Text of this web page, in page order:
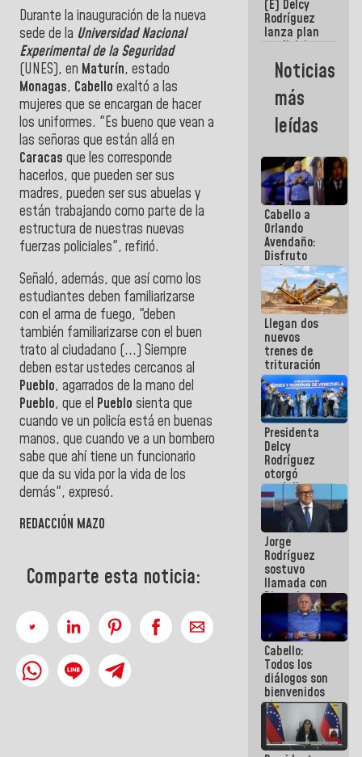
Durante la inauguración de la nueva
sede de la Universidad Nacional
Experimental de la Seguridad
(UNES), en Maturín, estado
Monagas, Cabello exaltó a las
mujeres que se encargan de hacer
los uniformes. "Es bueno que vean a
las señoras que están allá en
Caracas que les corresponde
hacerlos, que pueden ser sus
madres, pueden ser sus abuelas y
están trabajando como parte de la
estructura de nuestras nuevas
fuerzas policiales", refirió.
Señaló, además, que así como los
estudiantes deben familiarizarse
con el arma de fuego, "deben
también familiarizarse con el buen
trato al ciudadano (...) Siempre
deben estar ustedes cercanos al
Pueblo, agarrados de la mano del
Pueblo, que el Pueblo sienta que
cuando ve un policía está en buenas
manos, que cuando ve a un bombero
sabe que ahí tiene un funcionario
que da su vida por la vida de los
demás", expresó.
REDACCIÓN MAZO
Comparte esta noticia:
sísmica en
la última
semana
(E) Delcy
Rodríguez
lanza plan
crediticio
con subsidio
a Juntas de
Condominio
Noticias
más
leídas
Cabello a
Orlando
Avendaño:
Disfruto
cada vez
que escribes
porque lo
que haces
es
embarrarla
Llegan dos
nuevos
trenes de
trituración
para
optimizar
manejo de
escombros
en La Guaira
Presidenta
Delcy
Rodríguez
otorgó
medalla
"Héroe de
Venezuela"
a servidores
públicos
Jorge
Rodríguez
sostuvo
llamada con
Dinorah
Figuera y
acuerdan
primer
encuentro
presencial
para el
diálogo
Cabello:
Todos los
diálogos son
bienvenidos
siempre que
estén en el
marco de la
Constitución